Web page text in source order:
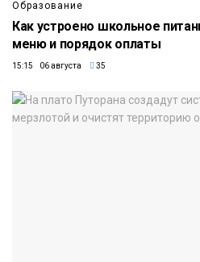
Образование
Как устроено школьное
меню и порядок оплаты
15:15 06 августа 35